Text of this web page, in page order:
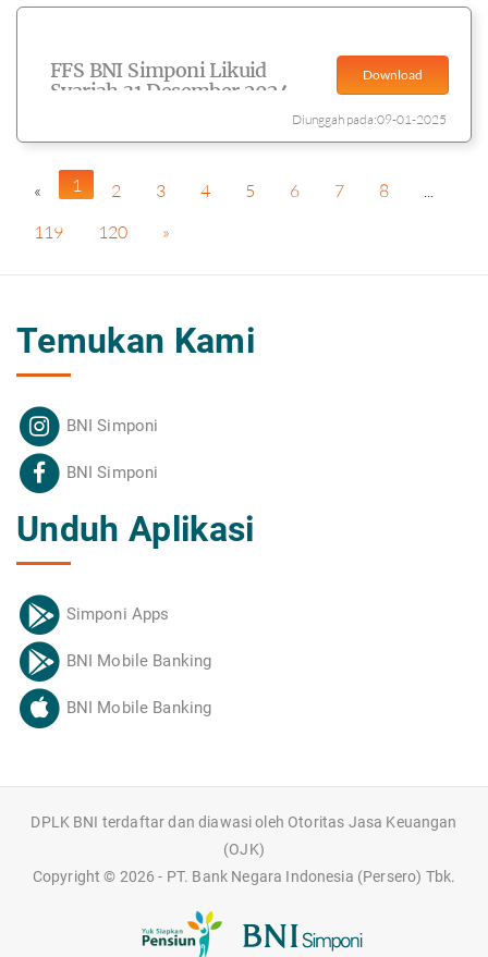
FFS BNI Simponi Likuid
Syariah 31 Desember 2024
Download
Diunggah pada:09-01-2025
« 1 2 3 4 5 6 7 8
...
119
120 »
Temukan Kami
BNI Simponi
BNI Simponi
Unduh Aplikasi
Simponi Apps
BNI Mobile Banking
BNI Mobile Banking
DPLK BNI terdaftar dan diawasi oleh Otoritas Jasa Keuangan
(OJK)
Copyright © 2026 - PT. Bank Negara Indonesia (Persero) Tbk.